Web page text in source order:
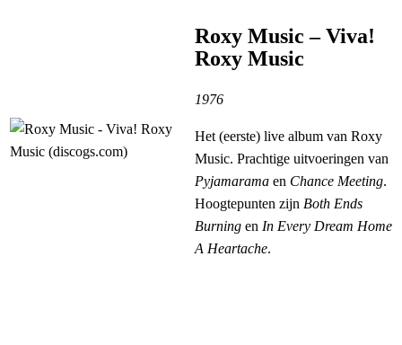
Roxy Music – Viva!
Roxy Music
1976
Het (eerste) live album van Roxy
Music. Prachtige uitvoeringen van
Pyjamarama en Chance Meeting.
Hoogtepunten zijn Both Ends
Burning en In Every Dream Home
A Heartache.